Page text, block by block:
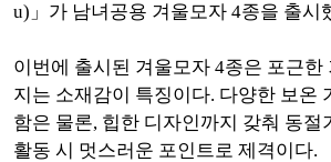
u)」가 남녀공용 겨울모자 4종을 출시
이번에 출시된 겨울모자 4종은 포근한
지는 소재감이 특징이다. 다양한 보온
함은 물론, 힙한 디자인까지 갖춰 동절
활동 시 멋스러운 포인트로 제격이다.